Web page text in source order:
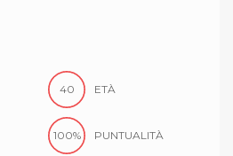
40 ETÀ
100% PUNTUALITÀ